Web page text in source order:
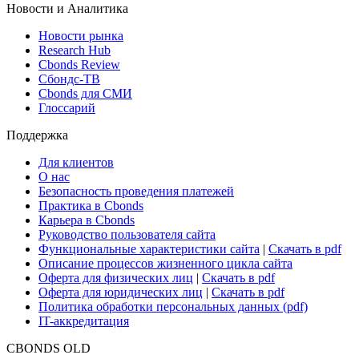
Новости и Аналитика
Новости рынка
Research Hub
Cbonds Review
Сбондс-ТВ
Cbonds для СМИ
Глоссарий
Поддержка
Для клиентов
О нас
Безопасность проведения платежей
Практика в Cbonds
Карьера в Cbonds
Руководство пользователя сайта
Функциональные характеристики сайта | Скачать в pdf
Описание процессов жизненного цикла сайта
Оферта для физических лиц | Скачать в pdf
Оферта для юридических лиц | Скачать в pdf
Политика обработки персональных данных (pdf)
IT-аккредитация
CBONDS OLD